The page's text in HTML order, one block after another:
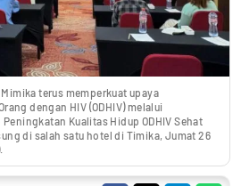
terus memperkuat upaya
dengan HIV (ODHIV) melalui
Kualitas Hidup ODHIV Sehat
di salah satu hotel di Timika, Jumat 26